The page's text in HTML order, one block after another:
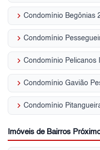
keyboard_arrow_right Condomínio Begônias
keyboard_arrow_right Condomínio
keyboard_arrow_right Condomínio Pelicanos
keyboard_arrow_right
keyboard_arrow_right Condomínio
Imóveis de Bairros